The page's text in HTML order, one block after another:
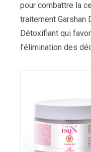
pour combattre la
traitement Garshan
Détoxifiant qui
l’élimination des